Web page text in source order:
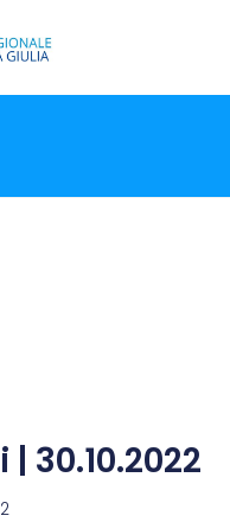
30.10.2022